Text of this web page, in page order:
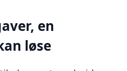
en
løse